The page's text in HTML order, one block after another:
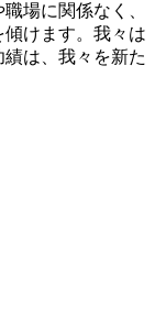
場に関係なく、
けます。我々は
は、我々を新た